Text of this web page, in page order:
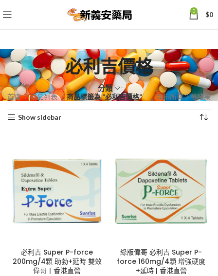
0 $0
必利吉價格
分類
首頁 商品列表 商品標籤為 “必利吉價格” 顯示所有 2 筆結果依
Show sidebar
必利吉 Super P-force
200mg/4顆 助勃+延時 雙效
偉哥丨香港直營
綠版偉哥 必利吉 Super P-
force 160mg/4顆 增強硬度
+延時 | 香港直營